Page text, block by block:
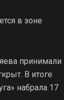
в зоне
принимали
В итоге
набрала 17